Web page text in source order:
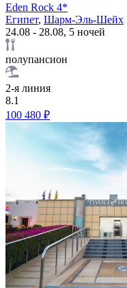
Eden Rock 4*
Египет, Шарм-Эль-Шейх
24.08 - 28.08, 5 ночей
полупансион
2-я линия
8.1
100 480 ₽